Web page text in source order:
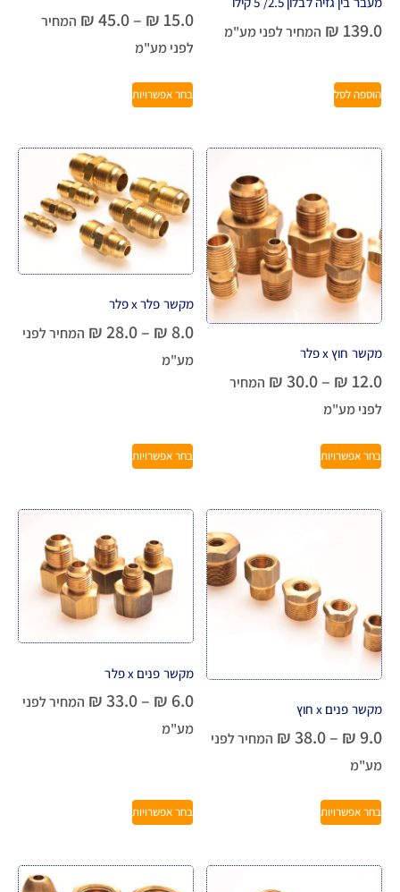
₪ 139.0 המחיר לפני מע"מ
הוספה לסל
₪ 15.0
–
₪45.0
המחיר
לפני מע"מ
בחר אפשרויות
מקשר חוץ x פלר
₪ 12.0
–
₪30.0
המחיר
לפני מע"מ
בחר אפשרויות
מקשר פלר x פלר
₪8.0
–
₪28.0
המחיר לפני
מע"מ
בחר אפשרויות
מקשר פנים x חוץ
₪9.0
–
₪38.0
המחיר לפני
מע"מ
בחר אפשרויות
מקשר פנים x פלר
₪ 6.0
–
₪33.0
המחיר לפני
מע"מ
בחר אפשרויות